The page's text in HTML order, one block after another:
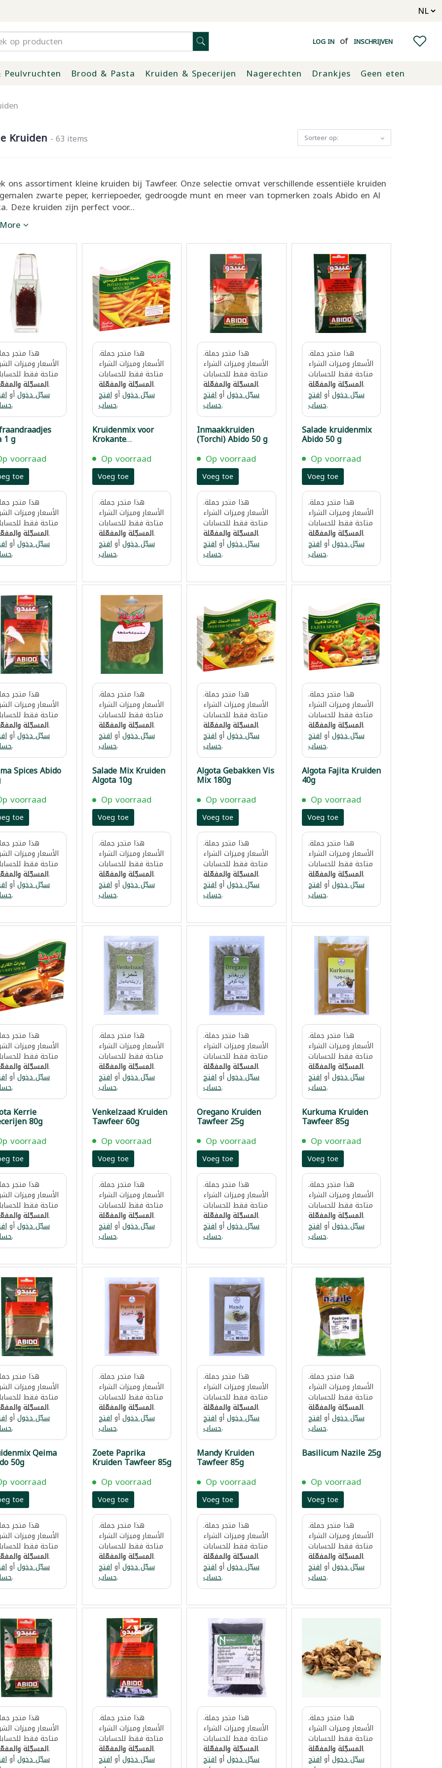
LOG IN of INSCHRIJVEN
Peulvruchten Brood & Pasta Kruiden & Specerijen Nagerechten Drankjes Geen eten
Kruiden - 63 items Sorteer op:
ons assortiment kleine kruiden bij Tawfeer. Onze selectie omvat verschillende essentiële kruiden
zwarte peper, kerriepoeder, gedroogde munt en meer van topmerken zoals Abido en Al
Deze kruiden zijn perfect voor...
هذا متجر
الأسعار وميزات
متاحة فقط
المسجّلة.
سجّل دخولأو
.
1 g
voorraad
toe
هذا متجر
الأسعار وميزات
متاحة فقط
المسجّلة.
سجّل دخولأو
.
هذا متجر جملة.
الأسعار وميزات الشراء
متاحة فقط للحسابات
المسجّلة والمفعّلة.
سجّل دخولأوافتح
حساب.
Kruidenmix voor
Krokante
100 gOp voorraad
Voeg toe
هذا متجر جملة.
الأسعار وميزات الشراء
متاحة فقط للحسابات
المسجّلة والمفعّلة.
سجّل دخولأوافتح
حساب.
هذا متجر جملة.
الأسعار وميزات الشراء
متاحة فقط للحسابات
المسجّلة والمفعّلة.
سجّل دخولأوافتح
حساب.
Inmaakkruiden
(Torchi) Abido 50 g
Op voorraad
Voeg toe
هذا متجر جملة.
الأسعار وميزات الشراء
متاحة فقط للحسابات
المسجّلة والمفعّلة.
سجّل دخولأوافتح
حساب.
هذا متجر جملة.
الأسعار وميزات الشراء
متاحة فقط للحسابات
المسجّلة والمفعّلة.
سجّل دخولأوافتح
حساب.
Salade kruidenmix
Abido 50 g
Op voorraad
Voeg toe
هذا متجر جملة.
الأسعار وميزات الشراء
متاحة فقط للحسابات
المسجّلة والمفعّلة.
سجّل دخولأوافتح
حساب.
هذا متجر
الأسعار وميزات
متاحة فقط
المسجّلة.
سجّل دخولأو
.
Spices Abido
voorraad
toe
هذا متجر
الأسعار وميزات
متاحة فقط
المسجّلة.
سجّل دخولأو
.
هذا متجر جملة.
الأسعار وميزات الشراء
متاحة فقط للحسابات
المسجّلة والمفعّلة.
سجّل دخولأوافتح
حساب.
Salade Mix Kruiden
Algota 10g
Op voorraad
Voeg toe
هذا متجر جملة.
الأسعار وميزات الشراء
متاحة فقط للحسابات
المسجّلة والمفعّلة.
سجّل دخولأوافتح
حساب.
هذا متجر جملة.
الأسعار وميزات الشراء
متاحة فقط للحسابات
المسجّلة والمفعّلة.
سجّل دخولأوافتح
حساب.
Algota Gebakken Vis
Mix 180g
Op voorraad
Voeg toe
هذا متجر جملة.
الأسعار وميزات الشراء
متاحة فقط للحسابات
المسجّلة والمفعّلة.
سجّل دخولأوافتح
حساب.
هذا متجر جملة.
الأسعار وميزات الشراء
متاحة فقط للحسابات
المسجّلة والمفعّلة.
سجّل دخولأوافتح
حساب.
Algota Fajita Kruiden
40g
Op voorraad
Voeg toe
هذا متجر جملة.
الأسعار وميزات الشراء
متاحة فقط للحسابات
المسجّلة والمفعّلة.
سجّل دخولأوافتح
حساب.
هذا متجر
الأسعار وميزات
متاحة فقط
المسجّلة.
سجّل دخولأو
.
Kerrie
80g
voorraad
toe
هذا متجر
الأسعار وميزات
متاحة فقط
المسجّلة.
سجّل دخولأو
.
هذا متجر جملة.
الأسعار وميزات الشراء
متاحة فقط للحسابات
المسجّلة والمفعّلة.
سجّل دخولأوافتح
حساب.
Venkelzaad Kruiden
Tawfeer 60g
Op voorraad
Voeg toe
هذا متجر جملة.
الأسعار وميزات الشراء
متاحة فقط للحسابات
المسجّلة والمفعّلة.
سجّل دخولأوافتح
حساب.
هذا متجر جملة.
الأسعار وميزات الشراء
متاحة فقط للحسابات
المسجّلة والمفعّلة.
سجّل دخولأوافتح
حساب.
Oregano Kruiden
Tawfeer 25g
Op voorraad
Voeg toe
هذا متجر جملة.
الأسعار وميزات الشراء
متاحة فقط للحسابات
المسجّلة والمفعّلة.
سجّل دخولأوافتح
حساب.
هذا متجر جملة.
الأسعار وميزات الشراء
متاحة فقط للحسابات
المسجّلة والمفعّلة.
سجّل دخولأوافتح
حساب.
Kurkuma Kruiden
Tawfeer 85g
Op voorraad
Voeg toe
هذا متجر جملة.
الأسعار وميزات الشراء
متاحة فقط للحسابات
المسجّلة والمفعّلة.
سجّل دخولأوافتح
حساب.
هذا متجر
الأسعار وميزات
متاحة فقط
المسجّلة.
سجّل دخولأو
.
Qeima
50g
voorraad
toe
هذا متجر
الأسعار وميزات
متاحة فقط
المسجّلة.
سجّل دخولأو
.
هذا متجر جملة.
الأسعار وميزات الشراء
متاحة فقط للحسابات
المسجّلة والمفعّلة.
سجّل دخولأوافتح
حساب.
Zoete Paprika
Kruiden Tawfeer 85g
Op voorraad
Voeg toe
هذا متجر جملة.
الأسعار وميزات الشراء
متاحة فقط للحسابات
المسجّلة والمفعّلة.
سجّل دخولأوافتح
حساب.
هذا متجر جملة.
الأسعار وميزات الشراء
متاحة فقط للحسابات
المسجّلة والمفعّلة.
سجّل دخولأوافتح
حساب.
Mandy Kruiden
Tawfeer 85g
Op voorraad
Voeg toe
هذا متجر جملة.
الأسعار وميزات الشراء
متاحة فقط للحسابات
المسجّلة والمفعّلة.
سجّل دخولأوافتح
حساب.
هذا متجر جملة.
الأسعار وميزات الشراء
متاحة فقط للحسابات
المسجّلة والمفعّلة.
سجّل دخولأوافتح
حساب.
Basilicum Nazile 25g
Op voorraad
Voeg toe
هذا متجر جملة.
الأسعار وميزات الشراء
متاحة فقط للحسابات
المسجّلة والمفعّلة.
سجّل دخولأوافتح
حساب.
هذا متجر
الأسعار وميزات
متاحة فقط
المسجّلة.
سجّل دخولأو
هذا متجر جملة.
الأسعار وميزات الشراء
متاحة فقط للحسابات
المسجّلة والمفعّلة.
سجّل دخولأوافتح
هذا متجر جملة.
الأسعار وميزات الشراء
متاحة فقط للحسابات
المسجّلة والمفعّلة.
سجّل دخولأوافتح
هذا متجر جملة.
الأسعار وميزات الشراء
متاحة فقط للحسابات
المسجّلة والمفعّلة.
سجّل دخولأوافتح